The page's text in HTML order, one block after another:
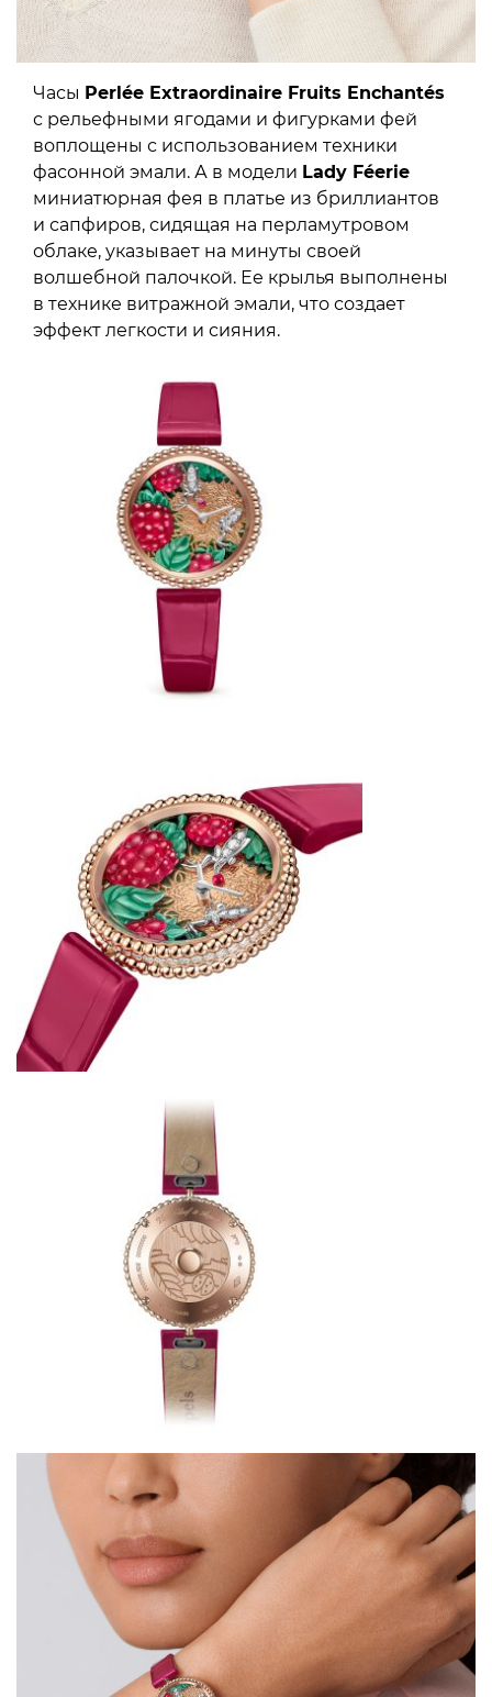
Часы Perlée Extraordinaire Fruits Enchantés
с рельефными ягодами и фигурками фей
воплощены с использованием техники
фасонной эмали. А в модели Lady Féerie
миниатюрная фея в платье из бриллиантов
и сапфиров, сидящая на перламутровом
облаке, указывает на минуты своей
волшебной палочкой. Ее крылья выполнены
в технике витражной эмали, что создает
эффект легкости и сияния.